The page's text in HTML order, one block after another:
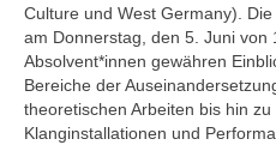
Culture und West Germany).
am Donnerstag, den 5. Juni von
Absolvent*innen gewähren
Bereiche der
theoretischen Arbeiten bis hin zu
Klanginstallationen und